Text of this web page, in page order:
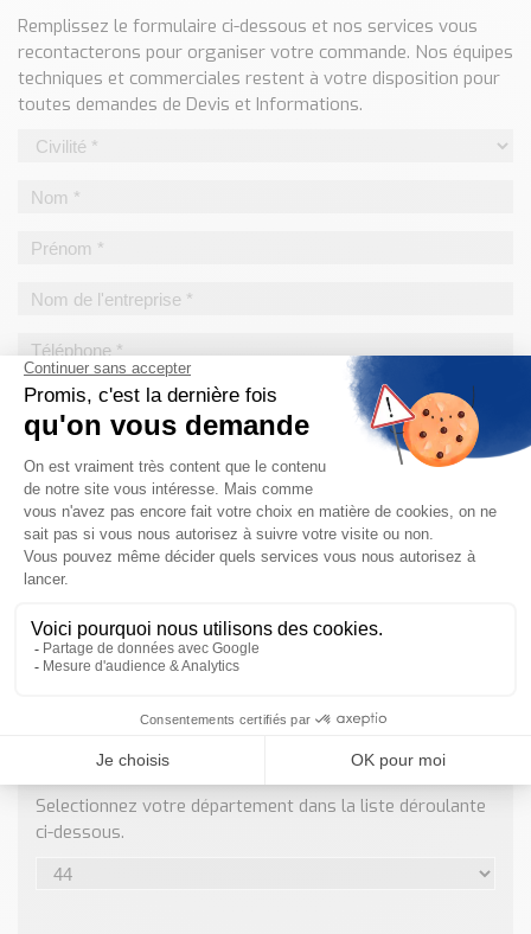
Classé par marque
ENDRESS+HAUSER
SICK
SCHMERSAL
IDEM SAFETY
Téléchargement (Logiciels, Documents,..)
Convertisseur de pression
Formulaire Débitmètre
Calculateur maintien en température
Calculateur Chauffage/Liquide/Gaz
Blog
Nos Réalisations
Conseils et Actualités
brasseries
Devis, Tarifs, Renseignements techniques
Remplissez le formulaire ci-dessous et nos services vous
recontacterons pour organiser votre commande. Nos équipes
techniques et commerciales restent à votre disposition pour
toutes demandes de Devis et Informations.
NOS COORDONNÉES
Selectionnez votre département dans la liste déroulante
ci-dessous.